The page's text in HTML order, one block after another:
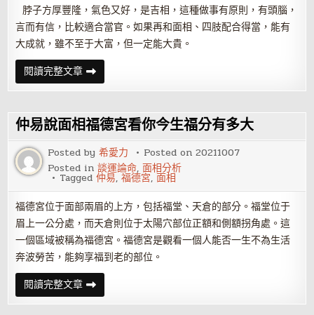
上
比
較
強
勢
脖子方厚豐隆，氣色又好，是吉相，這種做事有原則，有頭腦，
言而有信，比較適合當官。如果再和面相、四肢配合得當，能有
大成就，雖不至于大富，但一定能大貴。
閱讀完整文章仲
易
說
脖
子
看
人
一
生
的
福
氣
仲易說面相福德宮看你今生福分有多大
Posted by希愛力 Posted on20211007
Posted in談運論命,面相分析
Tagged仲易,福德宮,面相
福德宮位于面部兩眉的上方，包括福堂、天倉的部分。福堂位于
眉上一公分處，而天倉則位于太陽穴部位正額和側額拐角處。這
一個區域被稱為福德宮。福德宮是觀看一個人能否一生不為生活
奔波勞苦，能夠享福到老的部位。
閱讀完整文章仲
易
說